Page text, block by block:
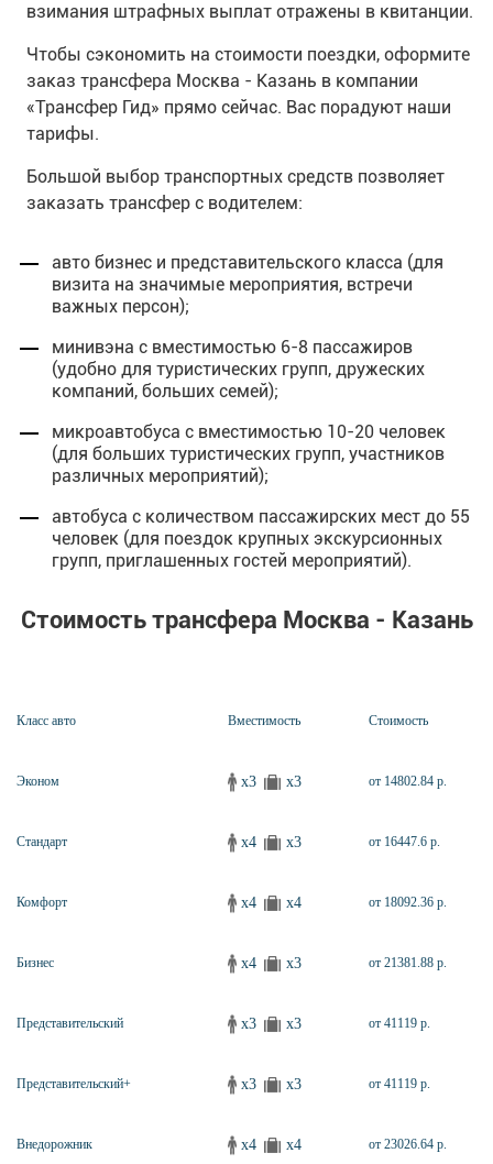
взимания штрафных выплат отражены в квитанции.
Чтобы сэкономить на стоимости поездки, оформите
заказ трансфера Москва - Казань в компании
«Трансфер Гид» прямо сейчас. Вас порадуют наши
тарифы.
Большой выбор транспортных средств позволяет
заказать трансфер с водителем:
авто бизнес и представительского класса (для
визита на значимые мероприятия, встречи
важных персон);
минивэна с вместимостью 6-8 пассажиров
(удобно для туристических групп, дружеских
компаний, больших семей);
микроавтобуса с вместимостью 10-20 человек
(для больших туристических групп, участников
различных мероприятий);
автобуса с количеством пассажирских мест до 55
человек (для поездок крупных экскурсионных
групп, приглашенных гостей мероприятий).
Стоимость трансфера Москва - Казань
Класс авто Вместимость Стоимость
Эконом x3 x3 от 14802.84 р.
Стандарт x4 x3 от 16447.6 р.
Комфорт x4 x4 от 18092.36 р.
Бизнес x4 x3 от 21381.88 р.
Представительский x3 x3 от 41119 р.
Представительский+ x3 x3 от 41119 р.
Внедорожник x4 x4 от 23026.64 р.